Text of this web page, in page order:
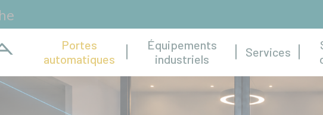
Portes
automatiques
Équipements
industriels
Services